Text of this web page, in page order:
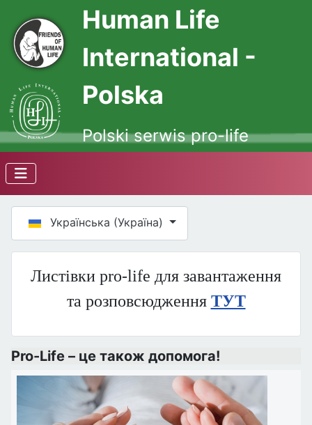
Human Life
International -
Polska
Polski serwis pro-life
Оберіть свою мову
Українська (Україна)
Листівки pro-life для завантаження
та розповсюдження ТУТ
Pro-Life – це також допомога!